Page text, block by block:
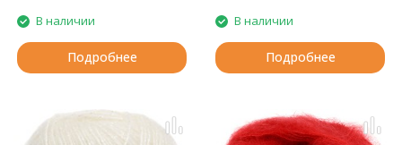
В наличии
Подробнее
В наличии
Подробнее